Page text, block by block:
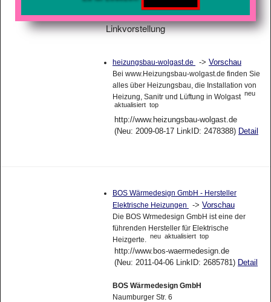
Linkvorstellung
heizungsbau-wolgast.de -> Vorschau
Bei www.Heizungsbau-wolgast.de finden Sie
alles über Heizungsbau, die Installation von
Heizung, Sanitr und Lüftung in Wolgast neu
aktualisiert top
http://www.heizungsbau-wolgast.de
(Neu: 2009-08-17 LinkID: 2478388) Detail
BOS Wärmedesign GmbH - Hersteller
Elektrische Heizungen
-> Vorschau
Die BOS Wrmedesign GmbH ist eine der
führenden Hersteller für Elektrische
Heizgerte.
neu aktualisiert top
http://www.bos-waermedesign.de
(Neu: 2011-04-06 LinkID: 2685781) Detail
BOS Wärmedesign GmbH
Naumburger Str. 6